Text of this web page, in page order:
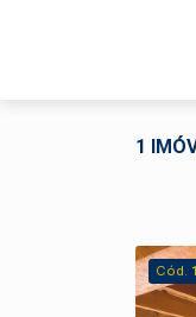
1
Cód.